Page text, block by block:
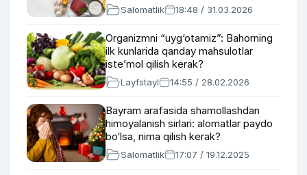
Salomatlik 18:48 / 31.03.2026
Organizmni “uyg‘otamiz”: Bahorning
ilk kunlarida qanday mahsulotlar
iste’mol qilish kerak?
Layfstayl 14:55 / 28.02.2026
Bayram arafasida shamollashdan
himoyalanish sirlari: alomatlar paydo
bo‘lsa, nima qilish kerak?
Salomatlik 17:07 / 19.12.2025